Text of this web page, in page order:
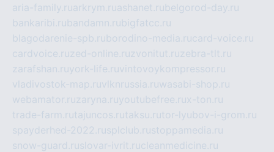
aria-family.ruarkrym.ruashanet.rubelgorod-day.ru
bankaribi.rubandamn.rubigfatcc.ru
blagodarenie-spb.ruborodino-media.rucard-voice.ru
cardvoice.ruzed-online.ruzvonitut.ruzebra-tlt.ru
zarafshan.ruyork-life.ruvintovoykompressor.ru
vladivostok-map.ruvlknrussia.ruwasabi-shop.ru
webamator.ruzaryna.ruyoutubefree.rux-ton.ru
trade-farm.rutajuncos.rutaksu.rutor-lyubov-i-grom.ru
spayderhed-2022.rusplclub.rustoppamedia.ru
snow-guard.ruslovar-ivrit.rucleanmedicine.ru